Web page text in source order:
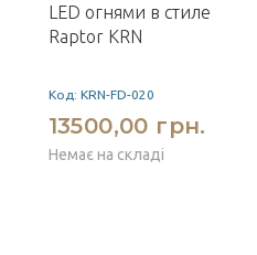
LED огнями в стиле
Raptor KRN
Код: KRN-FD-020
13500,00 грн.
Немає на складі